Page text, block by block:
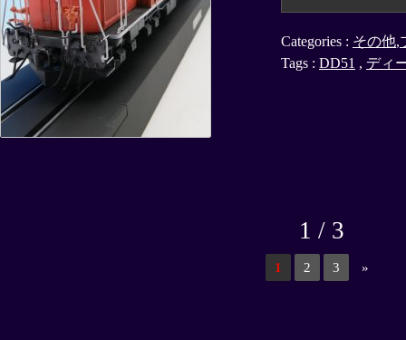
Categories : その他,
Tags : DD51 , ディ
1 / 3
1 2 3 »